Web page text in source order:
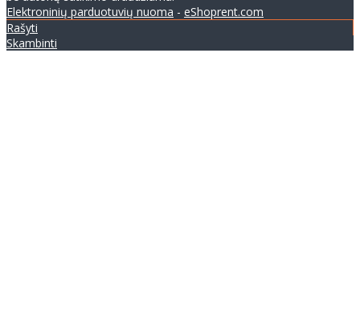
Elektroninių parduotuvių nuoma - eShoprent.com
Rašyti
Skambinti